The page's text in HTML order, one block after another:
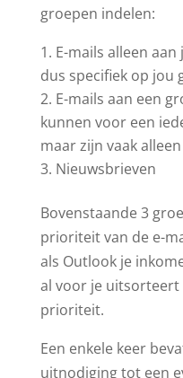
groepen indelen:
E-mails alleen
dus specifiek op jou
E-mails aan een
kunnen voor een
maar zijn vaak
Nieuwsbrieven
Bovenstaande 3
prioriteit van de e-
als Outlook je
al voor je uitsorteert
prioriteit.
Een enkele keer
uitnodiging tot een